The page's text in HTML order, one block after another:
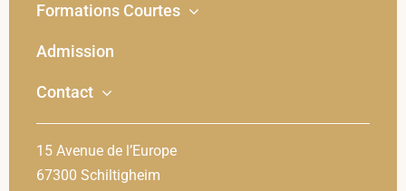
Formations Courtes
Admission
Contact
15 Avenue de l’Europe
67300 Schiltigheim